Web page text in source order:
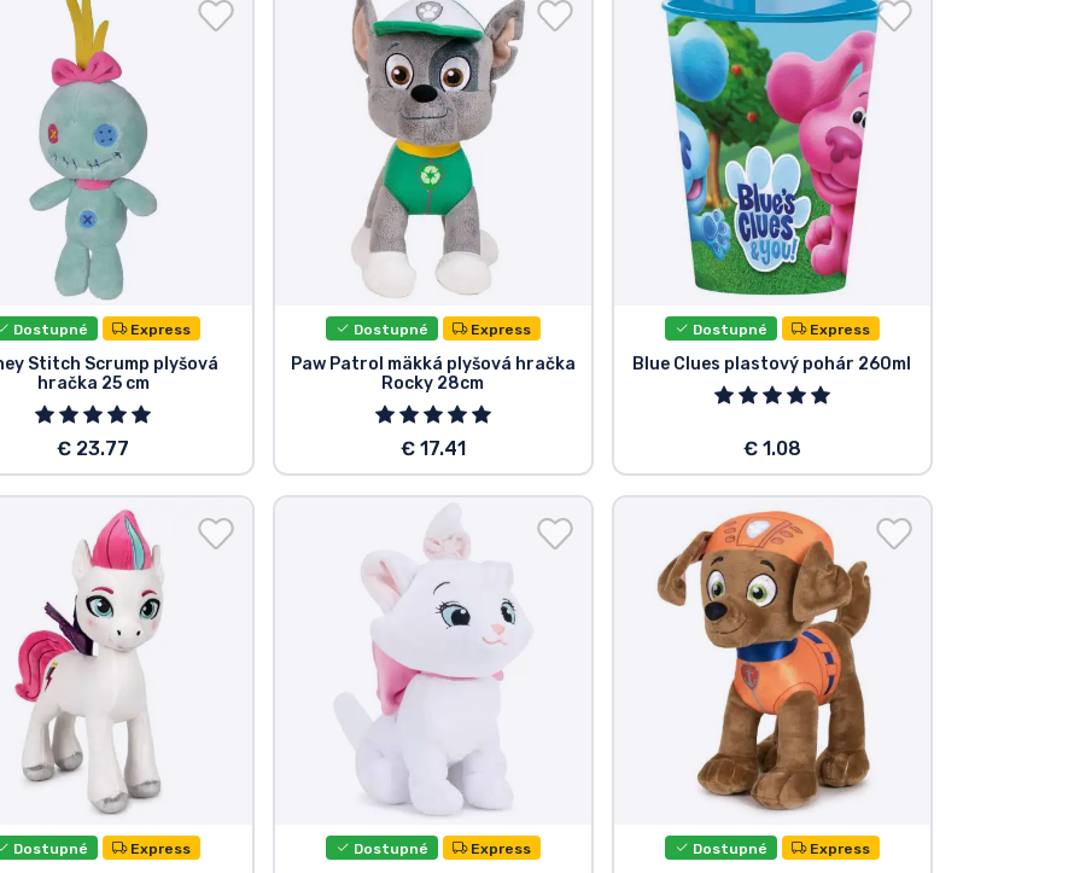
Dostupné Express
Stitch Scrump plyšová
hračka 25 cm
€ 23.77
Dostupné Express
Paw Patrol mäkká plyšová hračka
Rocky 28cm
€ 17.41
Dostupné Express
Blue Clues plastový pohár 260ml
€ 1.08
Dostupné Express Dostupné Express Dostupné Express